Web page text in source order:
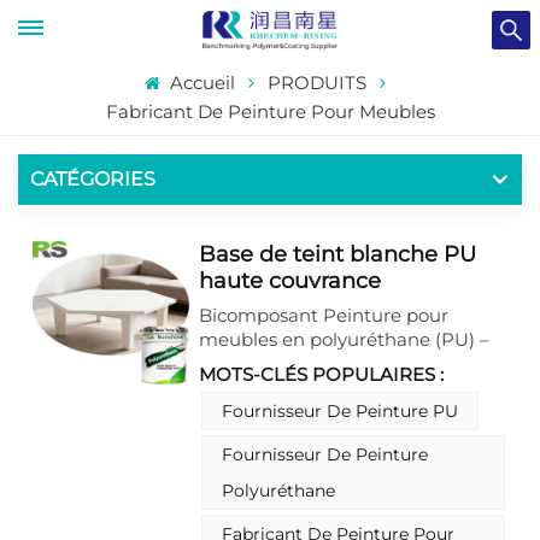
Accueil
PRODUITS
Fabricant De Peinture Pour Meubles
CATÉGORIES
Base de teint blanche PU
haute couvrance
Bicomposant Peinture pour
meubles en polyuréthane (PU) –
Une peinture de finition blanche
haut de gamme, spécialement
conçue pour les meubles, offrant
une résistance remarquable au
jaunissement, même sous une
exposition prolongée au soleil.
Grâce à sa structure polyuréthane
MOTS-CLÉS POPULAIRES :
Fournisseur De Peinture PU
Fournisseur De Peinture
Polyuréthane
Fabricant De Peinture Pour